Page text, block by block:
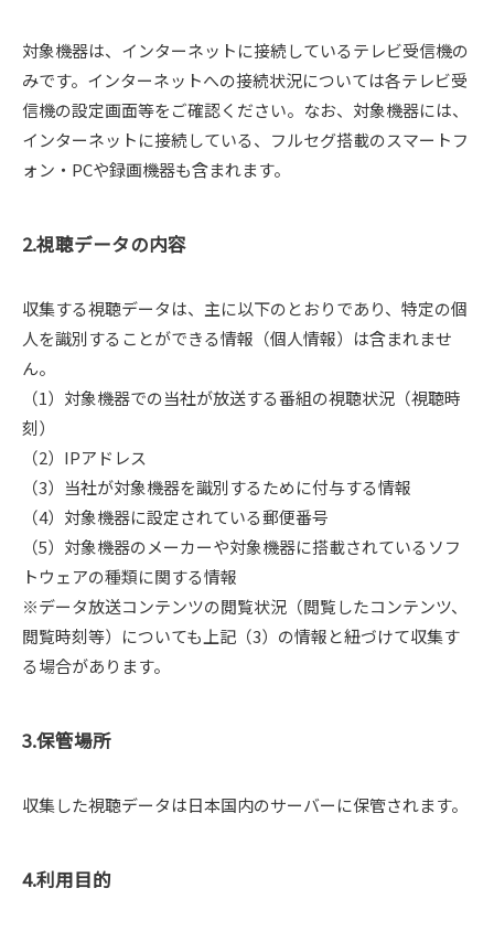
対象機器は、インターネットに接続しているテレビ受信機の
みです。インターネットへの接続状況については各テレビ受
信機の設定画面等をご確認ください。なお、対象機器には、
インターネットに接続している、フルセグ搭載のスマートフ
ォン・PCや録画機器も含まれます。
2.視聴データの内容
収集する視聴データは、主に以下のとおりであり、特定の個
人を識別することができる情報（個人情報）は含まれませ
ん。
（1）対象機器での当社が放送する番組の視聴状況（視聴時
刻）
（2）IPアドレス
（3）当社が対象機器を識別するために付与する情報
（4）対象機器に設定されている郵便番号
（5）対象機器のメーカーや対象機器に搭載されているソフ
トウェアの種類に関する情報
※データ放送コンテンツの閲覧状況（閲覧したコンテンツ、
閲覧時刻等）についても上記（3）の情報と紐づけて収集す
る場合があります。
3.保管場所
収集した視聴データは日本国内のサーバーに保管されます。
4.利用目的